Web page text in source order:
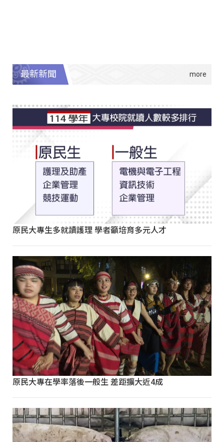
最新新聞
原民大專生多就讀護理 學者籲培育多元人才
原民大專在學率落後一般生 差距擴大近4成